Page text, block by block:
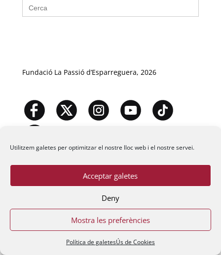
Utilitzem galetes per optimitzar el nostre lloc web i el nostre servei.
Acceptar galetes
Deny
Mostra les preferències
Política de galetesÚs de Cookies
Fundació La Passió d’Esparreguera, 2026